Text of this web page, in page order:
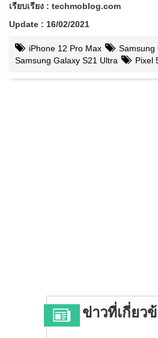
เรียบเรียง : techmoblog.com
Update : 16/02/2021
iPhone 12 Pro Max
Samsung
Samsung Galaxy S21 Ultra
Pixel
ข่าวที่เกี่ยว